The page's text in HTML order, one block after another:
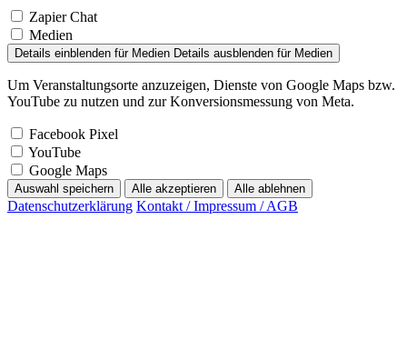
Zapier Chat
Medien
Details einblenden für Medien Details ausblenden für Medien
Um Veranstaltungsorte anzuzeigen, Dienste von Google Maps bzw.
YouTube zu nutzen und zur Konversionsmessung von Meta.
Facebook Pixel
YouTube
Google Maps
Auswahl speichern Alle akzeptieren Alle ablehnen
Datenschutzerklärung Kontakt / Impressum / AGB